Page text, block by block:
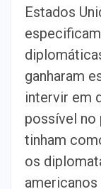
Estados
ganharam
intervir em
possível no
tinham
os